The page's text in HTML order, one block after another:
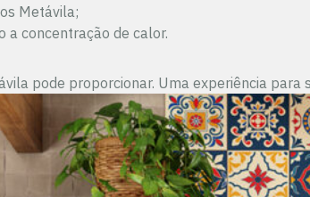
Metávila;
a concentração de calor.
pode proporcionar. Uma experiência para